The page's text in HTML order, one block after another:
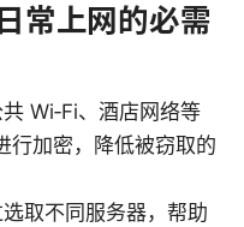
常上网的必需
Wi‑Fi、酒店网络等
行加密，降低被窃取的
取不同服务器，帮助